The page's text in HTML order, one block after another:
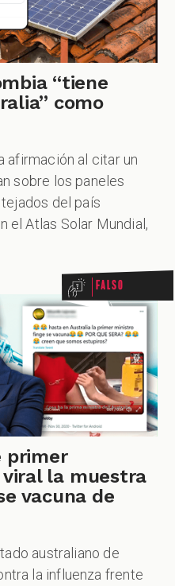
“tiene
como
afirmación al citar un
sobre los paneles
del país
el Atlas Solar Mundial,
Falso
primer
la muestra
vacuna de
australiano de
la influenza frente